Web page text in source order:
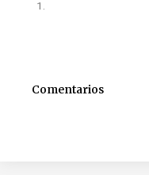
Comentarios